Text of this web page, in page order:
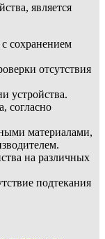
является
сохранением
отсутствия
устройства.
согласно
материалами,
на различных
подтекания